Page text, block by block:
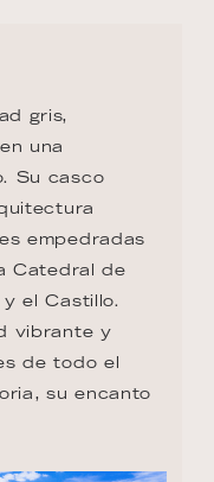
gris,
una
Su casco
empedradas
Catedral de
el Castillo.
vibrante y
de todo el
su encanto